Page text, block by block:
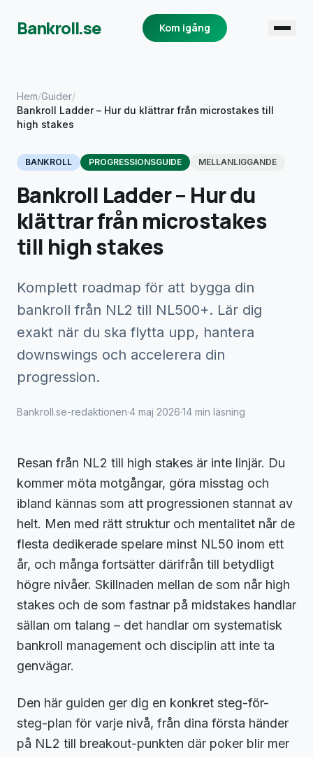
Bankroll.se Kom igång
Hem/Guider/
Bankroll Ladder – Hur du klättrar från microstakes till
high stakes
BANKROLL PROGRESSIONSGUIDE MELLANLIGGANDE
Bankroll Ladder – Hur du
klättrar från microstakes
till high stakes
Komplett roadmap för att bygga din
bankroll från NL2 till NL500+. Lär dig
exakt när du ska flytta upp, hantera
downswings och accelerera din
progression.
Bankroll.se-redaktionen·4 maj 2026·14 min läsning
Resan från NL2 till high stakes är inte linjär. Du
kommer möta motgångar, göra misstag och
ibland kännas som att progressionen stannat av
helt. Men med rätt struktur och mentalitet når de
flesta dedikerade spelare minst NL50 inom ett
år, och många fortsätter därifrån till betydligt
högre nivåer. Skillnaden mellan de som når high
stakes och de som fastnar på midstakes handlar
sällan om talang – det handlar om systematisk
bankroll management och disciplin att inte ta
genvägar.
Den här guiden ger dig en konkret steg-för-
steg-plan för varje nivå, från dina första händer
på NL2 till breakout-punkten där poker blir mer